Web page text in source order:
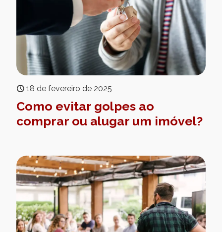
18 de fevereiro de 2025
Como evitar golpes ao
comprar ou alugar um imóvel?